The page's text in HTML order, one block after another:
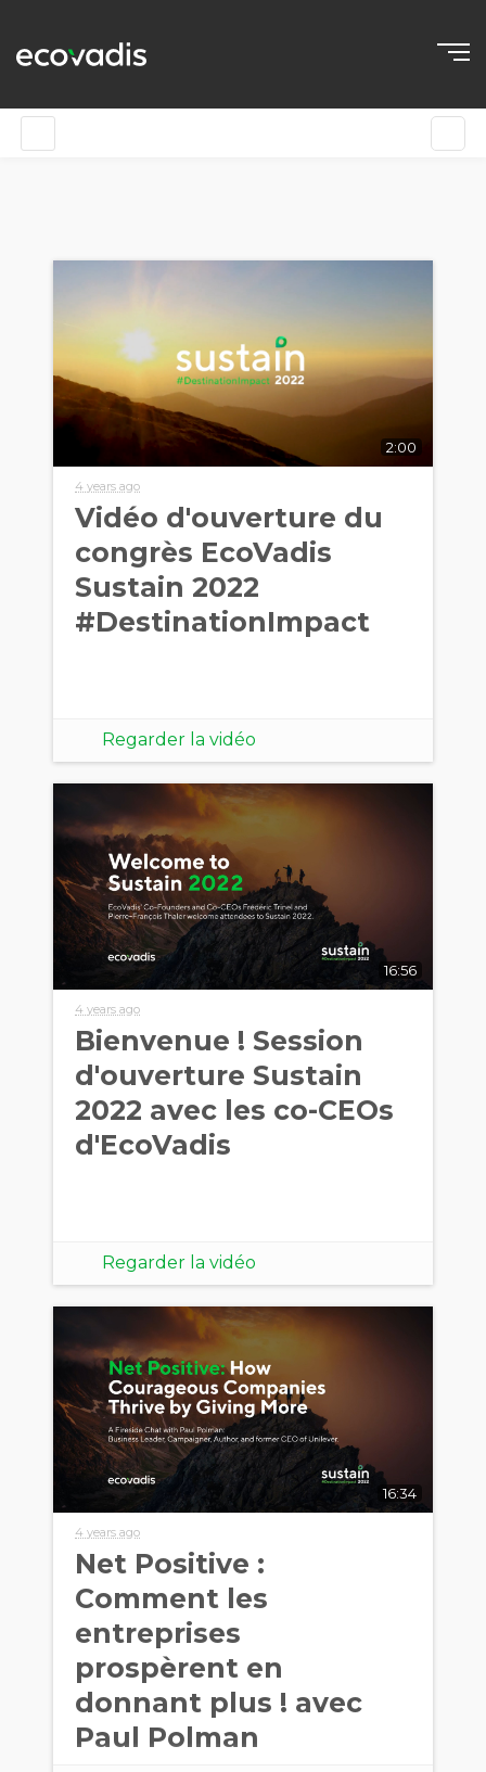
2:00
4 years ago
Vidéo d'ouverture du
congrès EcoVadis
Sustain 2022
#DestinationImpact
Regarder la vidéo
16:56
4 years ago
Bienvenue ! Session
d'ouverture Sustain
2022 avec les co-CEOs
d'EcoVadis
Regarder la vidéo
16:34
4 years ago
Net Positive :
Comment les
entreprises
prospèrent en
donnant plus ! avec
Paul Polman